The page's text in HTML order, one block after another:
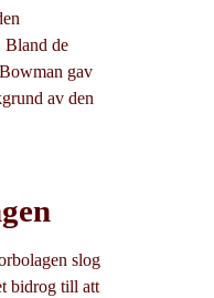
Bland de
gav
av den
slog
bidrog till att